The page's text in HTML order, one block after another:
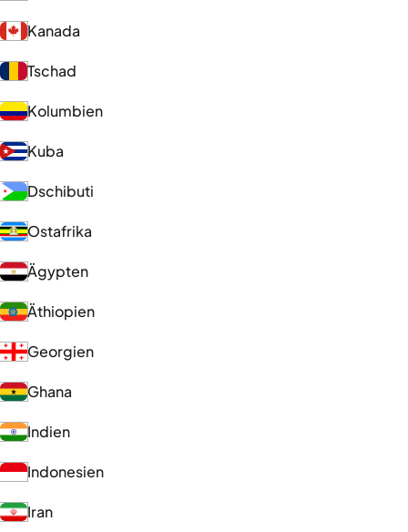
Kanada
Tschad
Kolumbien
Kuba
Dschibuti
Ostafrika
Ägypten
Äthiopien
Georgien
Ghana
Indien
Indonesien
Iran